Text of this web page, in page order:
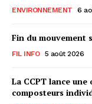
ENVIRONNEMENT 6
Fin du mouvement
FIL INFO 5 août 2026
La CCPT lance
composteurs